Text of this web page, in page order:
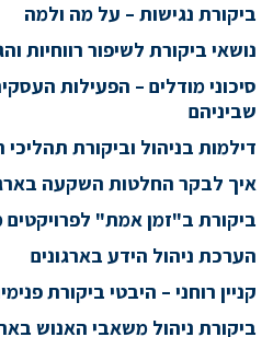
ביקורת נגישות – על מה ולמה
נושאי ביקורת לשיפור רווחיות
סיכוני מודלים – הפעילות
שביניהם
דילמות בניהול וביקורת
איך לבקר החלטות השקעה
ביקורת ב"זמן אמת" לפרויקטים
הערכת ניהול הידע בארגונים
קניין רוחני – היבטי ביקורת
ביקורת ניהול משאבי האנוש